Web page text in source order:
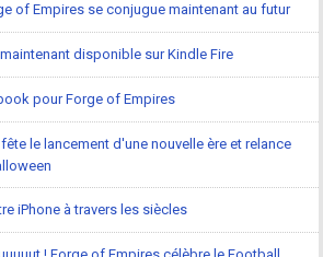
of Empires se conjugue maintenant au futur
disponible sur Kindle Fire
pour Forge of Empires
le lancement d'une nouvelle ère et relance
iPhone à travers les siècles